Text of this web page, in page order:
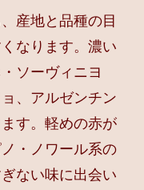
産地と品種の目
なります。濃い
ソーヴィニヨ
、アルゼンチン
す。軽めの赤が
・ノワール系の
ない味に出会い